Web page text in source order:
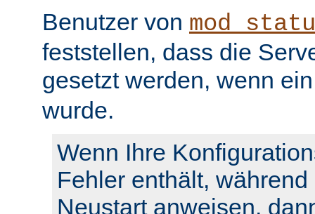
Benutzer von
feststellen, dass die
gesetzt werden, wenn
wurde.
Wenn Ihre
Fehler enthält,
Neustart anweisen,